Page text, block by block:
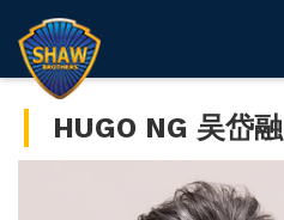
HUGO NG 吴岱融